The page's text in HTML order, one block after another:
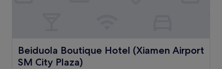
Beiduola Boutique Hotel (Xiamen Airport
SM City Plaza)
Beiduola Boutique Hotel (Xiamen Airport SM City Plaza)